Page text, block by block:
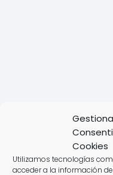
Cookies
Utilizamos tecnologías
acceder a la información